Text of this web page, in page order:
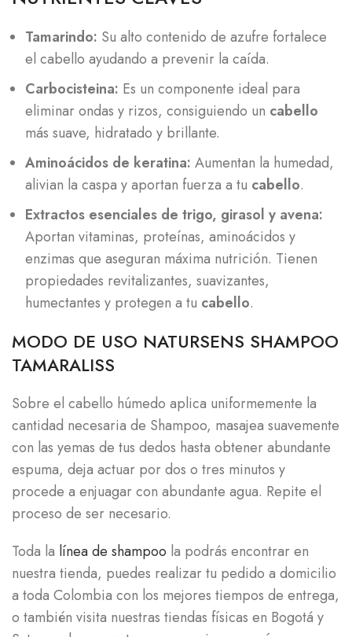
Tamarindo: Su alto contenido de azufre fortalece
el cabello ayudando a prevenir la caída.
Carbocisteina: Es un componente ideal para
eliminar ondas y rizos, consiguiendo un cabello
más suave, hidratado y brillante.
Aminoácidos de keratina: Aumentan la humedad,
alivian la caspa y aportan fuerza a tu cabello.
Extractos esenciales de trigo, girasol y avena:
Aportan vitaminas, proteínas, aminoácidos y
enzimas que aseguran máxima nutrición. Tienen
propiedades revitalizantes, suavizantes,
humectantes y protegen a tu cabello.
MODO DE USO NATURSENS SHAMPOO
TAMARALISS
Sobre el cabello húmedo aplica uniformemente la
cantidad necesaria de Shampoo, masajea suavemente
con las yemas de tus dedos hasta obtener abundante
espuma, deja actuar por dos o tres minutos y
procede a enjuagar con abundante agua. Repite el
proceso de ser necesario.
Toda la línea de shampoo la podrás encontrar en
nuestra tienda, puedes realizar tu pedido a domicilio
a toda Colombia con los mejores tiempos de entrega,
o también visita nuestras tiendas físicas en Bogotá y